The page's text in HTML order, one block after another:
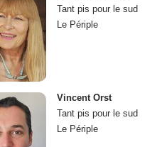
Tant pis pour le sud
Le Périple
Vincent Orst
Tant pis pour le sud
Le Périple